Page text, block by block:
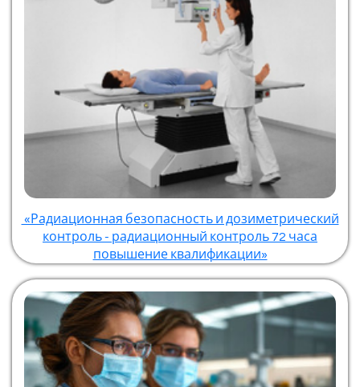
«Радиационная безопасность и дозиметрический
контроль - радиационный контроль 72 часа
повышение квалификации»